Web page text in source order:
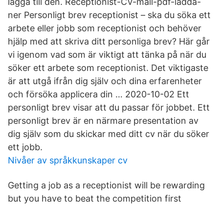
ner Personligt brev receptionist – ska du söka ett
arbete eller jobb som receptionist och behöver
hjälp med att skriva ditt personliga brev? Här går
vi igenom vad som är viktigt att tänka på när du
söker ett arbete som receptionist. Det viktigaste
är att utgå ifrån dig själv och dina erfarenheter
och försöka applicera din … 2020-10-02 Ett
personligt brev visar att du passar för jobbet. Ett
personligt brev är en närmare presentation av
dig själv som du skickar med ditt cv när du söker
ett jobb.
Nivåer av språkkunskaper cv
Getting a job as a receptionist will be rewarding
but you have to beat the competition first